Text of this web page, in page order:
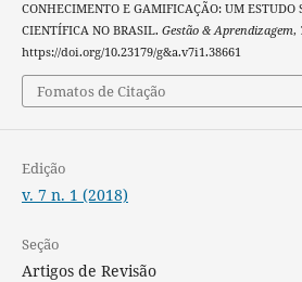
CONHECIMENTO E GAMIFICAÇÃO: UM ESTUDO
CIENTÍFICA NO BRASIL. Gestão & Aprendizagem,
https://doi.org/10.23179/g&a.v7i1.38661
Fomatos de Citação
Edição
v. 7 n. 1 (2018)
Seção
Artigos de Revisão